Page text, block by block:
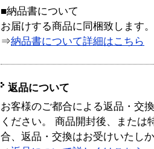
■納品書について
お届けする商品に同梱致します。
⇒納品書について詳細はこちら
返品について
お客様のご都合による返品・交
ください。 商品開封後、または
合、返品・交換はお受けいたし